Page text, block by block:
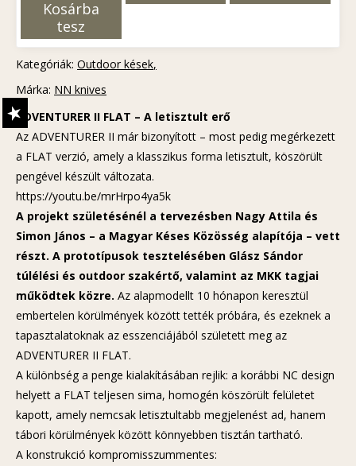
Kosárba
tesz
Kategóriák: Outdoor kések
Márka: NN knives
ADVENTURER II FLAT – A letisztult erő
Az ADVENTURER II már bizonyított – most pedig megérkezett
a FLAT verzió, amely a klasszikus forma letisztult, köszörült
pengével készült változata.
https://youtu.be/mrHrpo4ya5k
A projekt születésénél a tervezésben Nagy Attila és
Simon János – a Magyar Késes Közösség alapítója – vett
részt. A prototípusok tesztelésében Glász Sándor
túlélési és outdoor szakértő, valamint az MKK tagjai
működtek közre. Az alapmodellt 10 hónapon keresztül
embertelen körülmények között tették próbára, és ezeknek a
tapasztalatoknak az esszenciájából született meg az
ADVENTURER II FLAT.
A különbség a penge kialakításában rejlik: a korábbi NC design
helyett a FLAT teljesen sima, homogén köszörült felületet
kapott, amely nemcsak letisztultabb megjelenést ad, hanem
tábori körülmények között könnyebben tisztán tartható.
A konstrukció kompromisszummentes: